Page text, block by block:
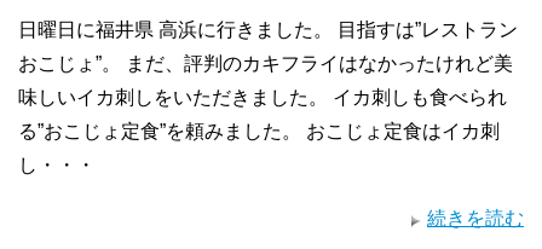
日曜日に福井県 高浜に行きました。 目指すは”レストラン
おこじょ”。 まだ、評判のカキフライはなかったけれど美
味しいイカ刺しをいただきました。 イカ刺しも食べられ
る”おこじょ定食”を頼みました。 おこじょ定食はイカ刺
し・・・
続きを読む